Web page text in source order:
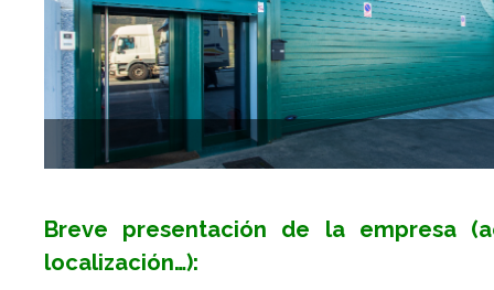
Breve presentación de la empresa
localización…):